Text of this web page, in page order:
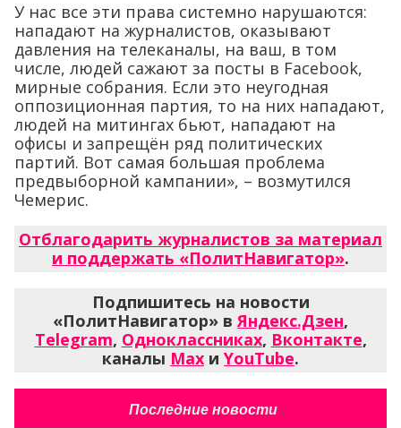
У нас все эти права системно нарушаются:
нападают на журналистов, оказывают
давления на телеканалы, на ваш, в том
числе, людей сажают за посты в Facebook,
мирные собрания. Если это неугодная
оппозиционная партия, то на них нападают,
людей на митингах бьют, нападают на
офисы и запрещён ряд политических
партий. Вот самая большая проблема
предвыборной кампании», – возмутился
Чемерис.
Отблагодарить журналистов за материал
и поддержать «ПолитНавигатор».
Подпишитесь на новости
«ПолитНавигатор» вЯндекс.Дзен,
Telegram, Одноклассниках, Вконтакте,
каналы Max и YouTube.
Последние новости